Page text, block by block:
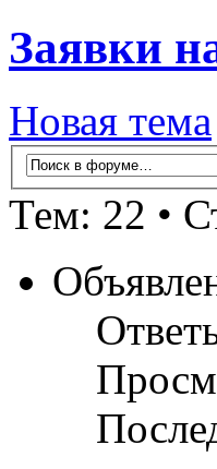
Заявки
Новая тема
Тем: 22 •